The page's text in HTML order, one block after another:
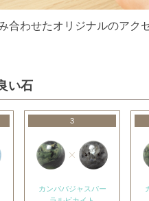
合わせたオリジナルのアク
い石
3
カンババジャスパー